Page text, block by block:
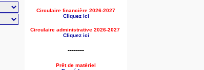
Circulaire financière 2026-2027
Cliquez ici
Circulaire administrative 2026-2027
Cliquez ici
--------
Prêt de matériel